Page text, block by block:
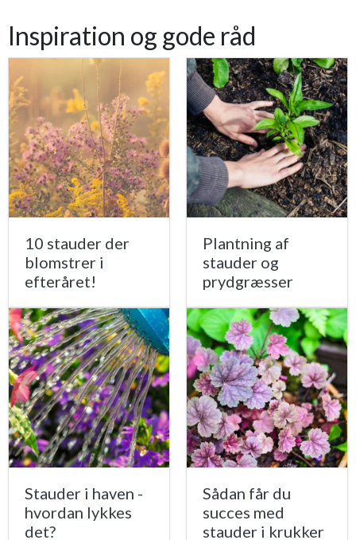
Inspiration og gode råd
10 stauder der
blomstrer i
efteråret!
Plantning af
stauder og
prydgræsser
Stauder i haven -
hvordan lykkes
det?
Sådan får du
succes med
stauder i krukker